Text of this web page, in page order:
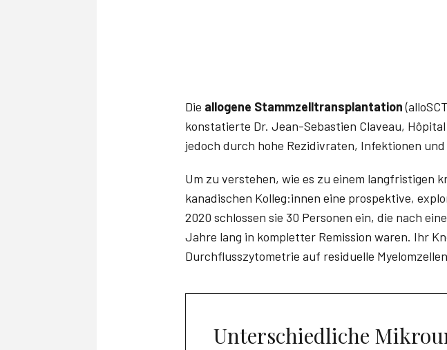
Die allogene Stammzelltransplantation
konstatierte Dr. Jean-Sebastien Claveau,
jedoch durch hohe Rezidivraten, Infektionen
Um zu verstehen, wie es zu einem
kanadischen Kolleg:innen eine prospektive,
2020 schlossen sie 30 Personen ein, die nach
Jahre lang in kompletter Remission waren. Ihr
Durchflusszytometrie auf residuelle
Unterschiedliche